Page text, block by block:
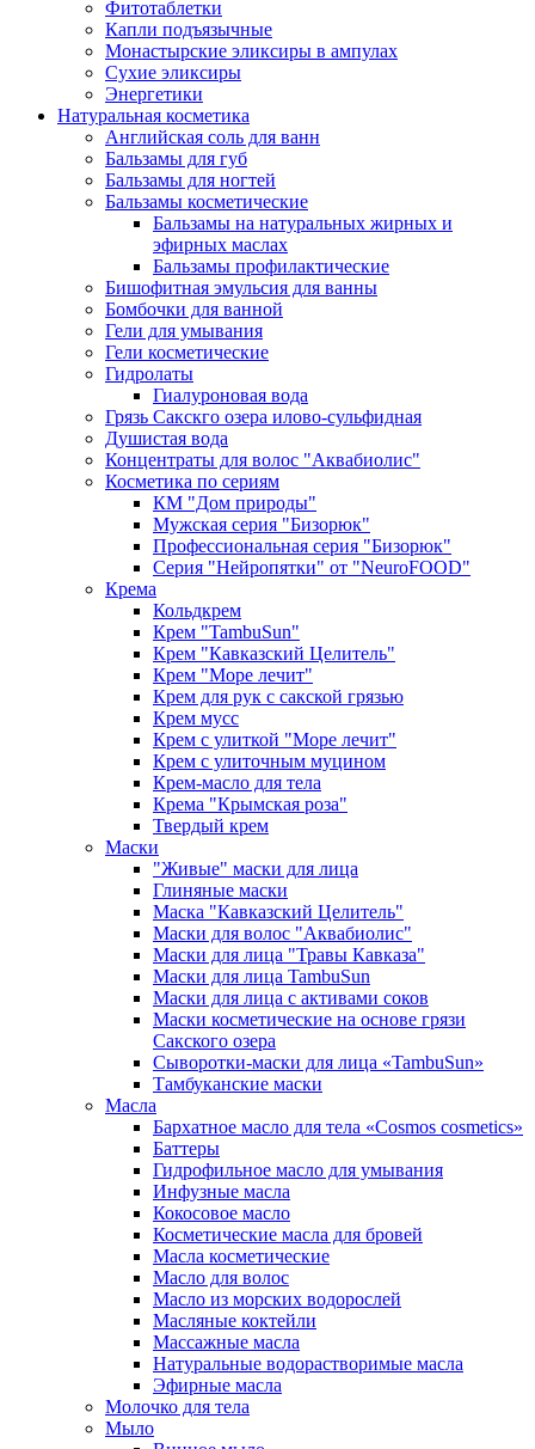
Фитотаблетки
Капли подъязычные
Монастырские эликсиры в ампулах
Сухие эликсиры
Энергетики
Натуральная косметика
Английская соль для ванн
Бальзамы для губ
Бальзамы для ногтей
Бальзамы косметические
Бальзамы на натуральных жирных и
эфирных маслах
Бальзамы профилактические
Бишофитная эмульсия для ванны
Бомбочки для ванной
Гели для умывания
Гели косметические
Гидролаты
Гиалуроновая вода
Грязь Сакскго озера илово-сульфидная
Душистая вода
Концентраты для волос "Аквабиолис"
Косметика по сериям
КМ "Дом природы"
Мужская серия "Бизорюк"
Профессиональная серия "Бизорюк"
Серия "Нейропятки" от "NeuroFOOD"
Крема
Кольдкрем
Крем "TambuSun"
Крем "Кавказский Целитель"
Крем "Море лечит"
Крем для рук с сакской грязью
Крем мусс
Крем с улиткой "Море лечит"
Крем с улиточным муцином
Крем-масло для тела
Крема "Крымская роза"
Твердый крем
Маски
"Живые" маски для лица
Глиняные маски
Маска "Кавказский Целитель"
Маски для волос "Аквабиолис"
Маски для лица "Травы Кавказа"
Маски для лица TambuSun
Маски для лица с активами соков
Маски косметические на основе грязи
Сакского озера
Сыворотки-маски для лица «TambuSun»
Тамбуканские маски
Масла
Бархатное масло для тела «Cosmos cosmetics»
Баттеры
Гидрофильное масло для умывания
Инфузные масла
Кокосовое масло
Косметические масла для бровей
Масла косметические
Масло для волос
Масло из морских водорослей
Масляные коктейли
Массажные масла
Натуральные водорастворимые масла
Эфирные масла
Молочко для тела
Мыло